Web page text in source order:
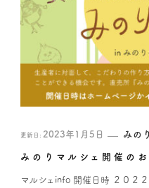
更新日: 2023年1月5日 みの
みのりマルシェ開催
マルシェinfo 開催日時 ２０２